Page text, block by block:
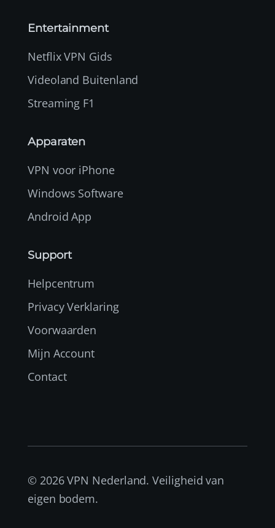
Entertainment
Netflix VPN Gids
Videoland Buitenland
Streaming F1
Apparaten
VPN voor iPhone
Windows Software
Android App
Support
Helpcentrum
Privacy Verklaring
Voorwaarden
Mijn Account
Contact
© 2026 VPN Nederland. Veiligheid van
eigen bodem.